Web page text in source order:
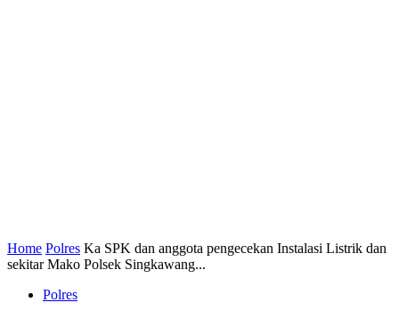
Home Polres Ka SPK dan anggota pengecekan Instalasi Listrik dan
sekitar Mako Polsek Singkawang...
Polres